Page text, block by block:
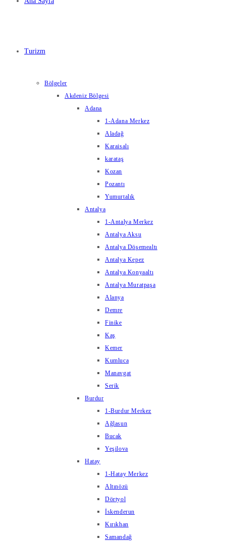
Turizm
Bölgeler
Akdeniz Bölgesi
Adana
1-Adana Merkez
Aladağ
Karaisalı
karataş
Kozan
Pozantı
Yumurtalık
Antalya
1-Antalya Merkez
Antalya Aksu
Antalya Döşemealtı
Antalya Kepez
Antalya Konyaaltı
Antalya Muratpaşa
Alanya
Demre
Finike
Kaş
Kemer
Kumluca
Manavgat
Serik
Burdur
1-Burdur Merkez
Ağlasun
Bucak
Yeşilova
Hatay
1-Hatay Merkez
Altınözü
Dörtyol
İskenderun
Kırıkhan
Samandağ